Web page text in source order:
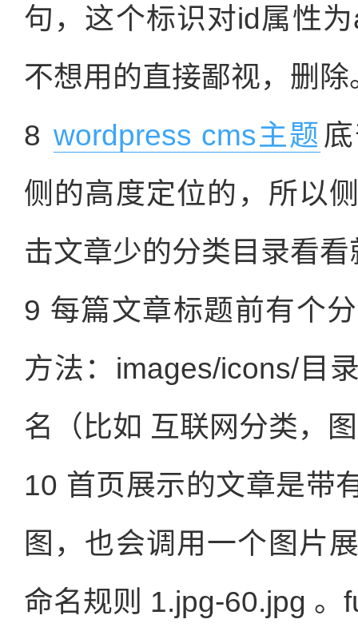
句，这个标识对id属性
不想用的直接鄙视，删除
8 wordpress cms主题
侧的高度定位的，所以
击文章少的分类目录看
9 每篇文章标题前有个
方法：images/icons/目
名（比如 互联网分类，
10 首页展示的文章是带
图，也会调用一个图片
命名规则 1.jpg-60.jpg 。